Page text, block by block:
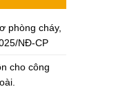
phòng cháy,
NĐ-CP
cho công